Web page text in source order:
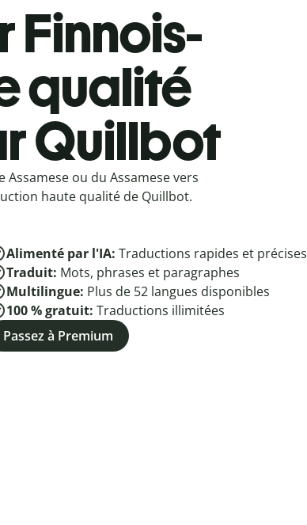
Finnois-
qualité
Quillbot
ou du Assamese vers
haute qualité de Quillbot.
Alimenté par l'IA: Traductions rapides et précises
Traduit: Mots, phrases et paragraphes
Multilingue: Plus de 52 langues disponibles
100 % gratuit: Traductions illimitées
Passez à Premium